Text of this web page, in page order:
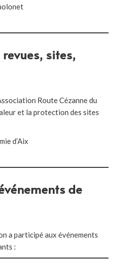
sites,
Route Cézanne du
et la protection des sites
d’Aix
de
a participé aux événements
: